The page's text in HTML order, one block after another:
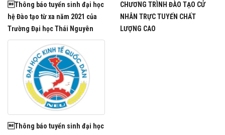
Thông báo tuyển sinh đại học
hệ Đào tạo từ xa năm 2021 của
Trường Đại học Thái Nguyên
CHƯƠNG TRÌNH ĐÀO TẠO CỬ
NHÂN TRỰC TUYẾN CHẤT
LƯỢNG CAO
Thông báo tuyển sinh đại học